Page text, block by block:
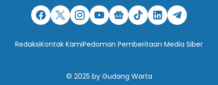
RedaksiKontak KamiPedoman Pemberitaan Media Siber
© 2025 by Gudang Warta